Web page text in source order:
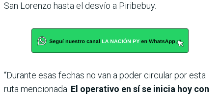
San Lorenzo hasta el desvío a Piribebuy.
“Durante esas fechas no van a poder circular por esta
ruta mencionada. El operativo en sí se inicia hoy con